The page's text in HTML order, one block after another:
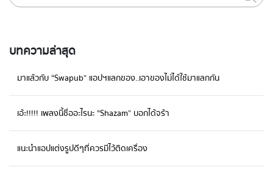
บทความล่าสุด
มาแล้วกับ “Swapub” แอปฯแลกของ..เอาของไม่ได้ใช้มาแลกกัน
เอ้ะ!!!!! เพลงนี้ชื่ออะไรนะ “Shazam” บอกได้จร้า
แนะนำแอปแต่งรูปดีๆที่ควรมีไว้ติดเครื่อง